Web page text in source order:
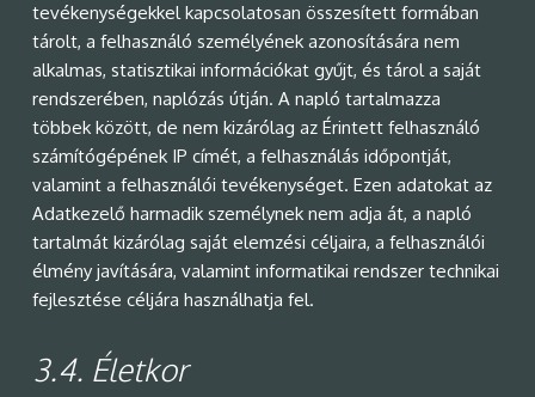
tevékenységekkel kapcsolatosan összesített formában
tárolt, a felhasználó személyének azonosítására nem
alkalmas, statisztikai információkat gyűjt, és tárol a saját
rendszerében, naplózás útján. A napló tartalmazza
többek között, de nem kizárólag az Érintett felhasználó
számítógépének IP címét, a felhasználás időpontját,
valamint a felhasználói tevékenységet. Ezen adatokat az
Adatkezelő harmadik személynek nem adja át, a napló
tartalmát kizárólag saját elemzési céljaira, a felhasználói
élmény javítására, valamint informatikai rendszer technikai
fejlesztése céljára használhatja fel.
3.4. Életkor